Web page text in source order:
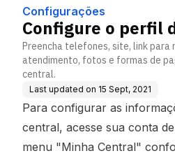
Configurações
Configure o perfil
Preencha telefones, site, link para
atendimento, fotos e formas de
central.
Last updated on 15 Sept, 2021
Para configurar as
central, acesse sua conta
menu "Minha Central"